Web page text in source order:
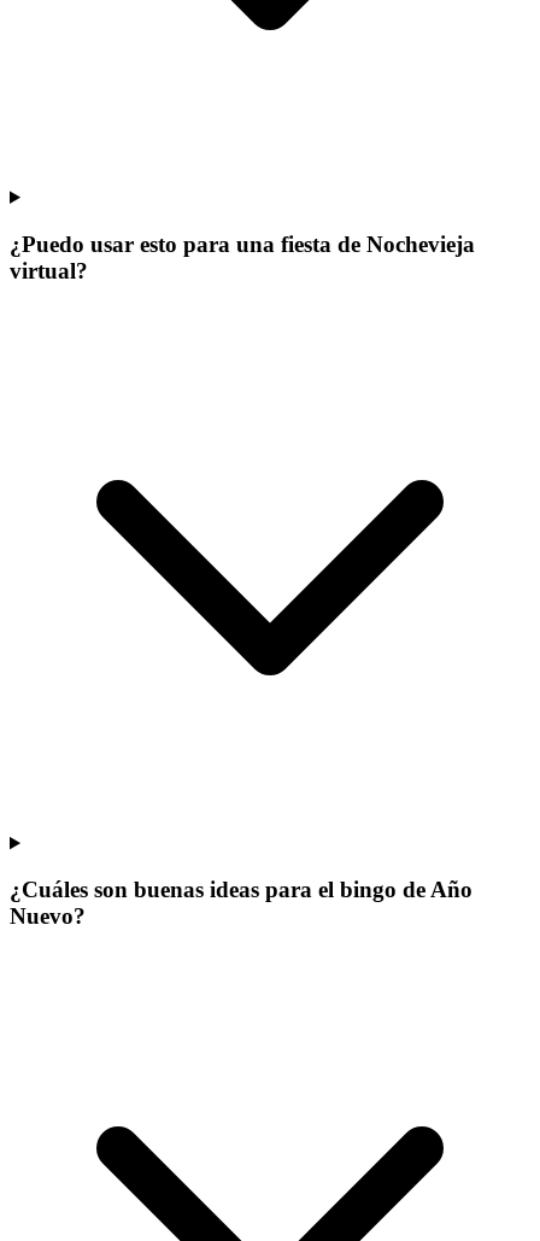
¿Puedo usar esto para una fiesta de Nochevieja
virtual?
¿Cuáles son buenas ideas para el bingo de Año
Nuevo?